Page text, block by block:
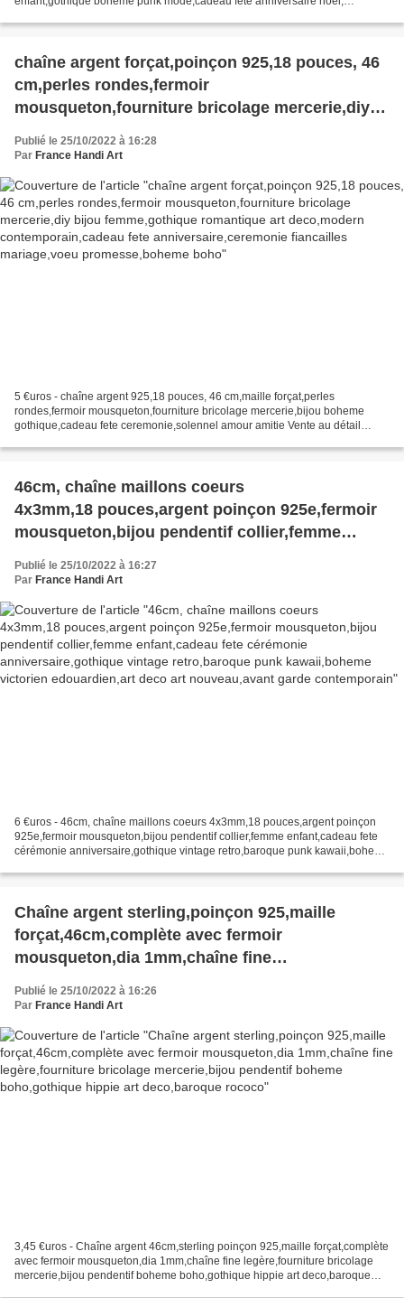
chaîne argent forçat,poinçon 925,18 pouces, 46
cm,perles rondes,fermoir
mousqueton,fourniture bricolage mercerie,diy
deco,modern contemporain,cadeau fete
promesse,boheme boho
Publié le 25/10/2022 à 16:28
Par France Handi Art
5 €uros - chaîne argent 925,18 pouces, 46 cm,maille forçat,perles
rondes,fermoir mousqueton,fourniture bricolage mercerie,bijou boheme
gothique,cadeau fete ceremonie,solennel amour amitie Vente au détail
46cm, chaîne maillons coeurs
4x3mm,18 pouces,argent poinçon 925e,fermoir
mousqueton,bijou pendentif collier,femme
enfant,cadeau fete cérémonie
anniversaire,gothique vintage retro,baroque
deco art nouveau,avant garde contemporain
Publié le 25/10/2022 à 16:27
Par France Handi Art
6 €uros - 46cm, chaîne maillons coeurs 4x3mm,18 pouces,argent poinçon
925e,fermoir mousqueton,bijou pendentif collier,femme enfant,cadeau fete
cérémonie anniversaire,gothique vintage retro,baroque punk kawaii,boheme
Chaîne argent sterling,poinçon 925,maille
forçat,46cm,complète avec fermoir
mousqueton,dia 1mm,chaîne fine
pendentif boheme boho,gothique hippie art
Publié le 25/10/2022 à 16:26
Par France Handi Art
3,45 €uros - Chaîne argent 46cm,sterling poinçon 925,maille forçat,complète
avec fermoir mousqueton,dia 1mm,chaîne fine legère,fourniture bricolage
mercerie,bijou pendentif boheme boho,gothique hippie art deco,baroque